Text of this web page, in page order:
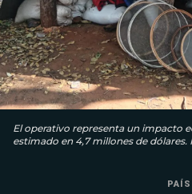
El operativo representa un impacto
estimado en 4,7 millones de dólares.
PAÍS